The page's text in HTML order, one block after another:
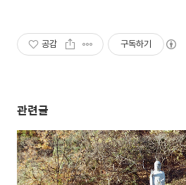
공감 구독하기
관련글